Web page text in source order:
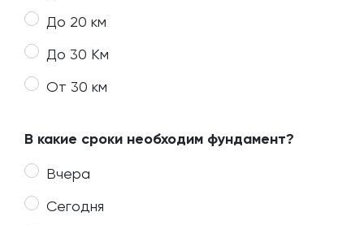
До 20 км
До 30 Км
От 30 км
В какие сроки необходим фундамент?
Вчера
Сегодня